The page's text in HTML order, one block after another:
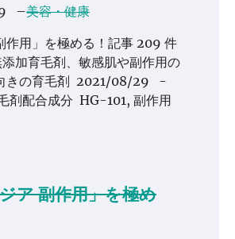
–美容・健康
作用」を極める！記事 209 件
加育毛剤、敏感肌や副作用の
きの育毛剤 2021/08/29 -
剤配合成分 HG-101, 副作用
ア 副作用」を極め